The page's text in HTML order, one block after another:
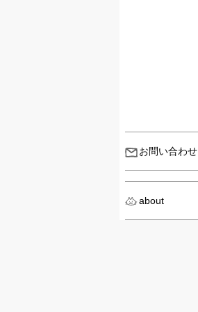
お問い合わせ
about